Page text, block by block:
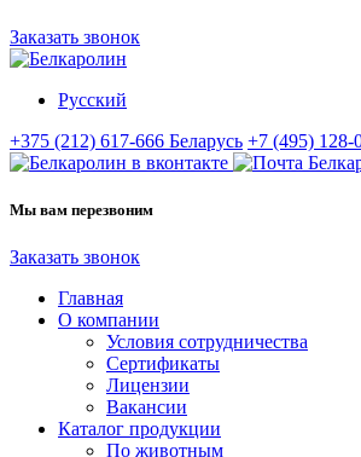
Заказать звонок
Русский
+375 (212) 617-666 Беларусь +7 (495) 128-
Мы вам перезвоним
Заказать звонок
Главная
О компании
Условия сотрудничества
Сертификаты
Лицензии
Вакансии
Каталог продукции
По животным